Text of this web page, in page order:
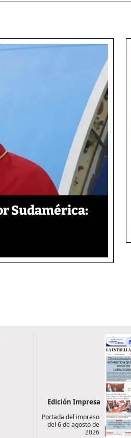
Sudamérica:
Edición Impresa
Portada del impreso
del 6 de agosto de
2026